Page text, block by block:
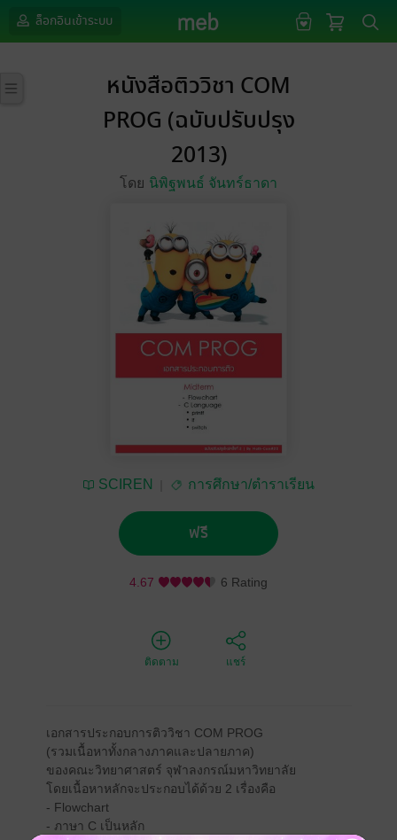
ล็อกอินเข้าระบบ
หนังสือติววิชา COM
PROG (ฉบับปรับปรุง
2013)
โดย นิพิฐพนธ์ จันทร์ธาดา
SCIREN การศึกษา/ตำราเรียน
ฟรี
4.67 6 Rating
ติดตาม แชร์
เอกสารประกอบการติววิชา COM PROG
(รวมเนื้อหาทั้งกลางภาคและปลายภาค)
ของคณะวิทยาศาสตร์ จุฬาลงกรณ์มหาวิทยาลัย
โดยเนื้อหาหลักจะประกอบได้ด้วย 2 เรื่องคือ
- Flowchart
- ภาษา C เป็นหลัก